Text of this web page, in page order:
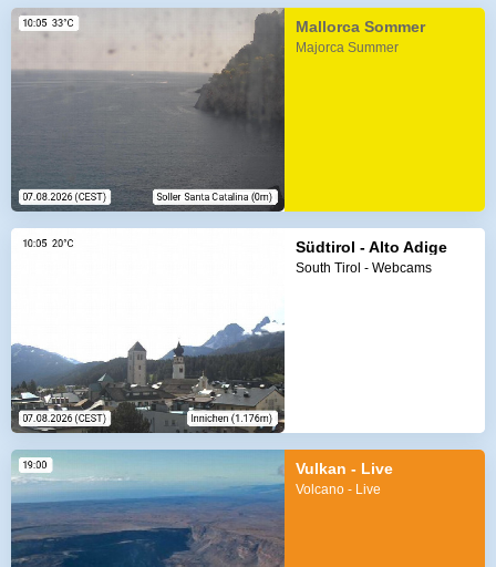
Mallorca Sommer
Majorca Summer
Südtirol - Alto Adige
South Tirol - Webcams
Vulkan - Live
Volcano - Live